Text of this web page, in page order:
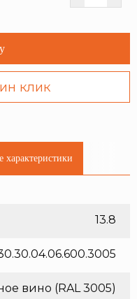
клик
характеристики
13.8
вино (RAL 3005)